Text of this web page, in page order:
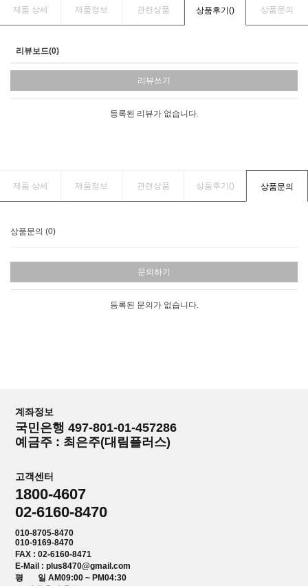
제품 상세 제품정보 관련상품 상품후기() 상품문의
리뷰보드(0)
리뷰쓰기
등록된 리뷰가 없습니다.
제품 상세 제품정보 관련상품 상품후기() 상품문의
상품문의 (0)
문의하기
등록된 문의가 없습니다.
계좌정보
국민은행 497-801-01-457286
예금주 : 최은주(대림플러스)
고객센터
1800-4607
02-6160-8470
010-8705-8470
010-9169-8470
FAX : 02-6160-8471
E-Mail : plus8470@gmail.com
평 일 AM09:00 ~ PM04:30